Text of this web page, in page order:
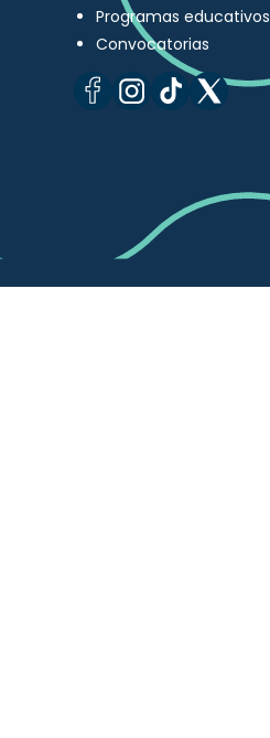
Programas educativos
Convocatorias